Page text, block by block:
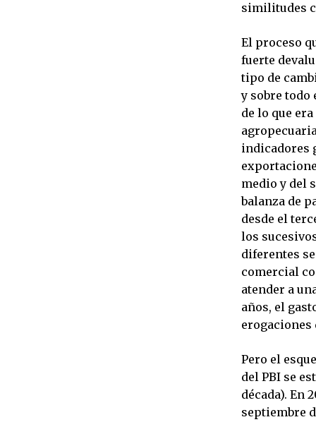
similitudes
El proceso
fuerte
tipo de
y sobre todo
de lo que era
indicadores
medio y del
balanza de
desde el
los
diferentes
comercial
atender a
años, el
erogaciones
Pero el
del PBI se
década). En
septiembre